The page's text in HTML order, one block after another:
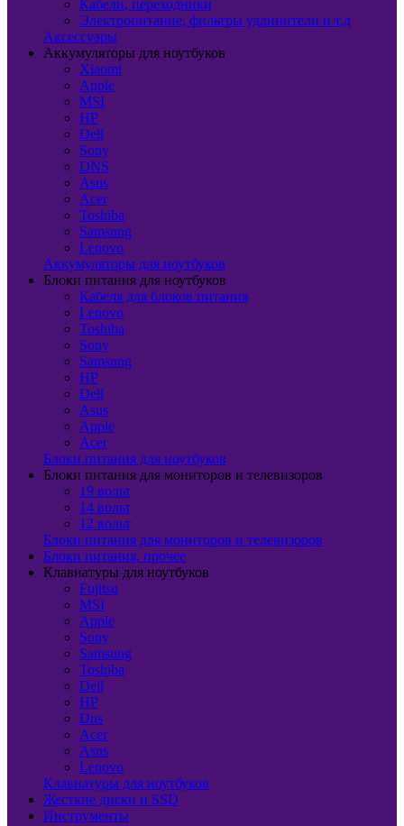
Кабели, переходники
Электропитание, фильтры удлинители и т.д
Аксессуары
Аккумуляторы для ноутбуков
Xiaomi
Apple
MSI
HP
Dell
Sony
DNS
Asus
Acer
Toshiba
Samsung
Lenovo
Аккумуляторы для ноутбуков
Блоки питания для ноутбуков
Кабеля для блоков питания
Lenovo
Toshiba
Sony
Samsung
HP
Dell
Asus
Apple
Acer
Блоки питания для ноутбуков
Блоки питания для мониторов и телевизоров
19 вольт
14 вольт
12 вольт
Блоки питания для мониторов и телевизоров
Блоки питания, прочее
Клавиатуры для ноутбуков
Fujitsu
MSI
Apple
Sony
Samsung
Toshiba
Dell
HP
Dns
Acer
Asus
Lenovo
Клавиатуры для ноутбуков
Жесткие диски и SSD
Инструменты